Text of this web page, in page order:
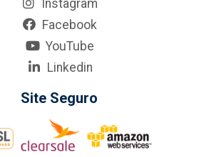
Instagram
Facebook
YouTube
Linkedin
Site Seguro